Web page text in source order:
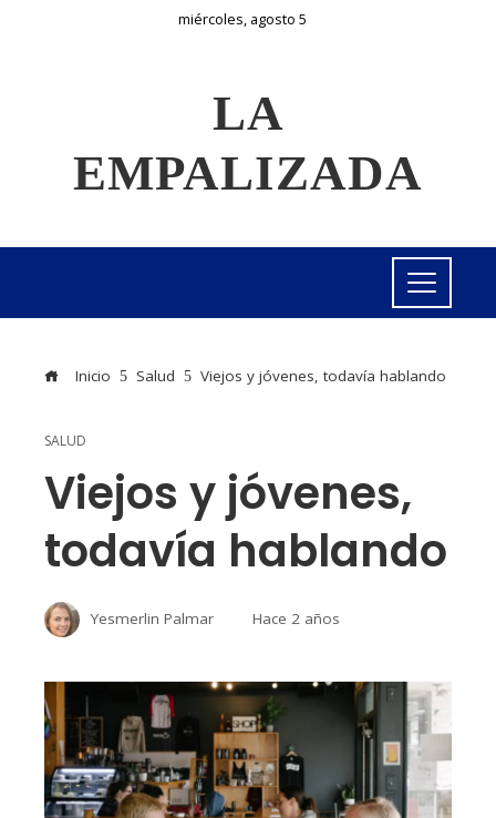
miércoles, agosto 5
LA
EMPALIZADA
Inicio Salud Viejos y jóvenes, todavía hablando
SALUD
Viejos y jóvenes,
todavía hablando
Yesmerlin Palmar Hace 2 años